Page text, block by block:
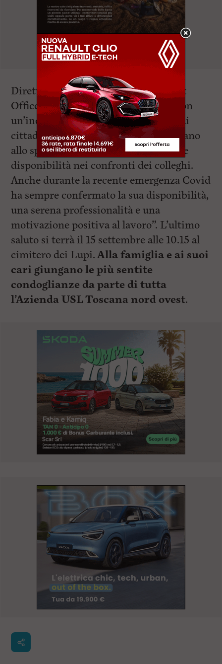
Direttore UOC Gestione CUP e Front
Office: “Bruno è stato un operatore con
un’indubbia gentilezza e attenzione ai
cittadini che giornalmente si presentano
allo sportello anagrafe, con una grande
disponibilità nei confronti dei colleghi.
Anche durante la recente emergenza Covid
ha sempre confermato la sua disponibilità,
una serena professionalità e una
motivazione positiva al lavoro”. L’ultimo
saluto si terrà il 15 settembre alle 10.15 al
cimitero dei Lupi.Alla famiglia e ai suoi
cari giungano le più sentite
condoglianze da parte di tutta
l’Azienda USL Toscana nord ovest.